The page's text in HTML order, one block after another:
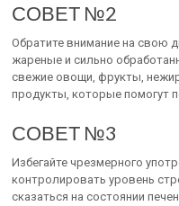
СОВЕТ №2
Обратите внимание на свою
жареные и сильно
свежие овощи, фрукты,
продукты, которые помогут
СОВЕТ №3
Избегайте чрезмерного
контролировать уровень
сказаться на состоянии